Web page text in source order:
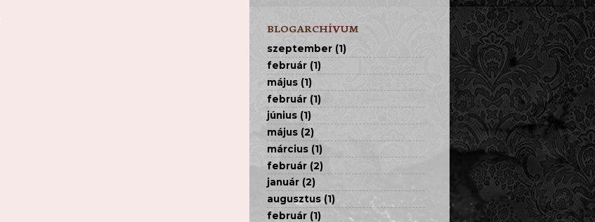
BLOGARCHÍVUM
szeptember (1)
február (1)
május (1)
február (1)
június (1)
május (2)
március (1)
február (2)
január (2)
augusztus (1)
február (1)